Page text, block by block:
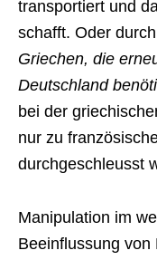
transportiert und
schafft. Oder
Griechen, die
Deutschland
bei der
nur zu
durchgeschleusst
Manipulation im
Beeinflussung von